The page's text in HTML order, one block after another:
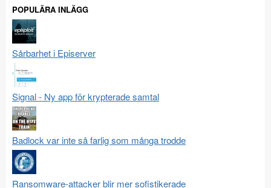
POPULÄRA INLÄGG
Sårbarhet i Episerver
Signal - Ny app för krypterade samtal
Badlock var inte så farlig som många trodde
Ransomware-attacker blir mer sofistikerade